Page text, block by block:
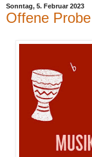
Sonntag, 5. Februar 2023
Offene Probe